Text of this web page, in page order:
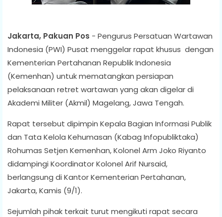
Jakarta, Pakuan Pos - Pengurus Persatuan Wartawan
Indonesia (PWI) Pusat menggelar rapat khusus dengan
Kementerian Pertahanan Republik Indonesia
(Kemenhan) untuk mematangkan persiapan
pelaksanaan retret wartawan yang akan digelar di
Akademi Militer (Akmil) Magelang, Jawa Tengah.
Rapat tersebut dipimpin Kepala Bagian Informasi Publik
dan Tata Kelola Kehumasan (Kabag Infopubliktaka)
Rohumas Setjen Kemenhan, Kolonel Arm Joko Riyanto
didampingi Koordinator Kolonel Arif Nursaid,
berlangsung di Kantor Kementerian Pertahanan,
Jakarta, Kamis (9/1).
Sejumlah pihak terkait turut mengikuti rapat secara